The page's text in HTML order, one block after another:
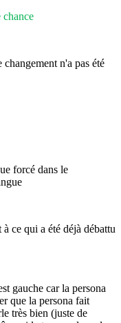
chance
n'a pas été
forcé dans le
ce qui a été déjà débattu
gauche car la persona
que la persona fait
très bien (juste de